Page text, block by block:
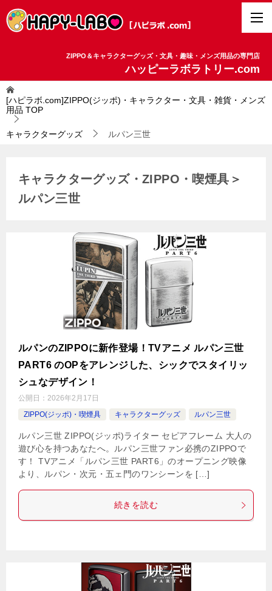
ZIPPO＆キャラクターグッズ・文具・趣味・メンズ用品の専門店
ハッピーラボラトリー.com
[ハピラボ.com]ZIPPO(ジッポ)・キャラクター・文具・雑貨・メンズ
用品 TOP
キャラクターグッズ ルパン三世
キャラクターグッズ・ZIPPO・喫煙具＞
ルパン三世
ルパンのZIPPOに新作登場！TVアニメ ルパン三世
PART6 のOPをアレンジした、シックでスタイリッ
シュなデザイン！
公開日： 2026年2月17日
ZIPPO(ジッポ)・喫煙具
キャラクターグッズ ルパン三世
ルパン三世 ZIPPO(ジッポ)ライター セピアフレーム 大人の
遊び心を持つあなたへ。ルパン三世ファン必携のZIPPOで
す！ TVアニメ「ルパン三世 PART6」のオープニング映像
より、ルパン・次元・五ェ門のワンシーンを […]
続きを読む